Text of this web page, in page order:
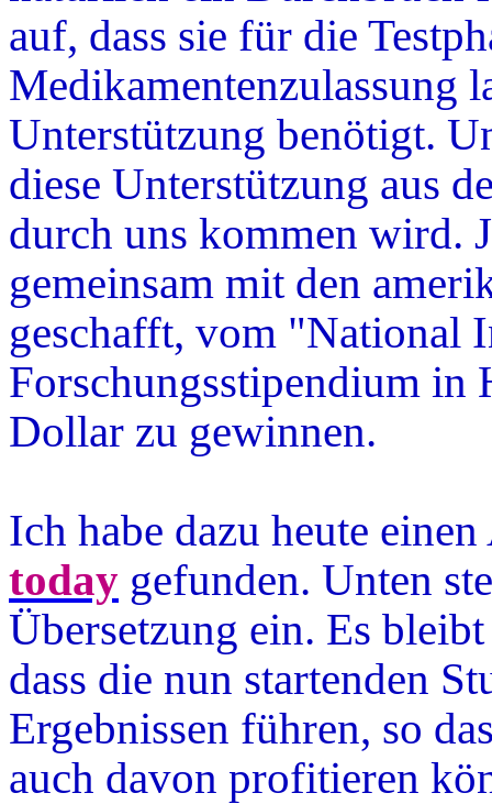
auf, dass sie für die
Medikamentenzulassung
Unterstützung benötigt.
diese Unterstützung aus
durch uns kommen wird.
gemeinsam mit den
geschafft, vom "National
Forschungsstipendium
Dollar zu gewinnen.
Ich habe dazu heute
today gefunden. Unten
Übersetzung ein. Es
dass die nun startenden
Ergebnissen führen, so
auch davon profitieren